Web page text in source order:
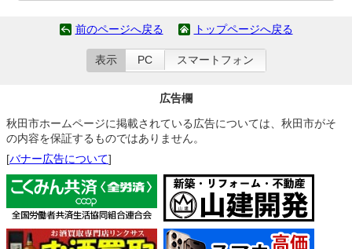
前のページへ戻る トップページへ戻る
表示 PC スマートフォン
広告欄
秋田市ホームページに掲載されている広告については、秋田市がそ
の内容を保証するものではありません。
[バナー広告について]